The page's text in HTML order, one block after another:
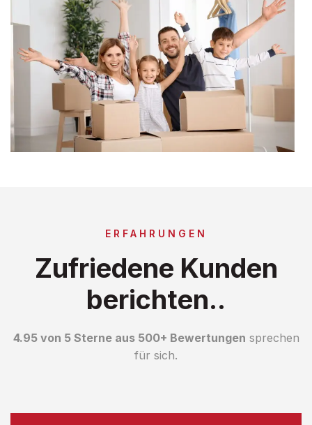
ERFAHRUNGEN
Zufriedene Kunden
berichten..
4.95 von 5 Sterne aus 500+ Bewertungen sprechen
für sich.